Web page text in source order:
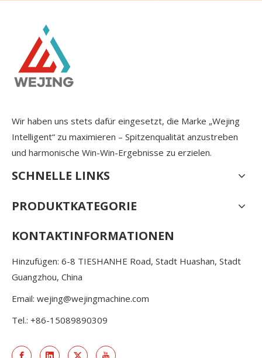
Wir haben uns stets dafür eingesetzt, die Marke „Wejing
Intelligent“ zu maximieren – Spitzenqualität anzustreben
und harmonische Win-Win-Ergebnisse zu erzielen.
SCHNELLE LINKS
PRODUKTKATEGORIE
KONTAKTINFORMATIONEN
Hinzufügen: 6-8 TIESHANHE Road, Stadt Huashan, Stadt
Guangzhou, China
Email: wejing@wejingmachine.com
Tel.: +86-15089890309